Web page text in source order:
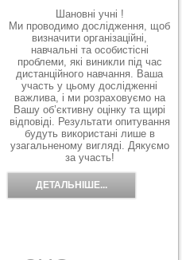
Шановні учні !
Ми проводимо дослідження, щоб
визначити організаційні,
навчальні та особистісні
проблеми, які виникли під час
дистанційного навчання. Ваша
участь у цьому дослідженні
важлива, і ми розраховуємо на
Вашу об’єктивну оцінку та щирі
відповіді. Результати опитування
будуть використані лише в
узагальненому вигляді. Дякуємо
за участь!
ДЕТАЛЬНІШЕ...